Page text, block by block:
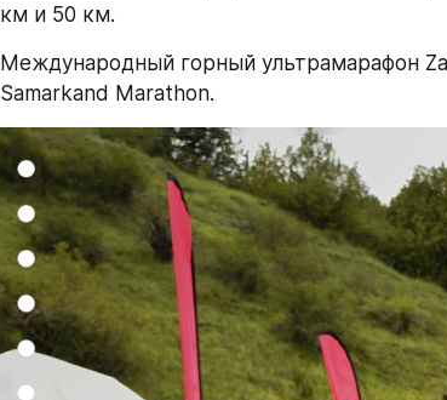
км и 50 км.
Международный горный ультрамарафон
Samarkand Marathon.